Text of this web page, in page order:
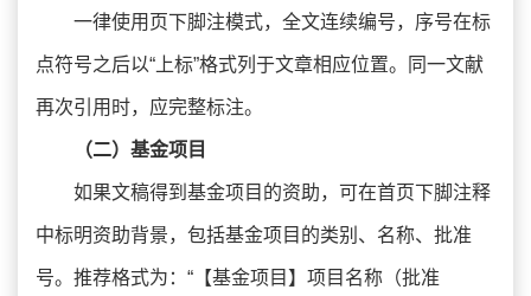
一律使用页下脚注模式，全文连续编号，序号在标
点符号之后以“上标”格式列于文章相应位置。同一文献
再次引用时，应完整标注。
（二）基金项目
如果文稿得到基金项目的资助，可在首页下脚注释
中标明资助背景，包括基金项目的类别、名称、批准
号。推荐格式为：“【基金项目】项目名称（批准